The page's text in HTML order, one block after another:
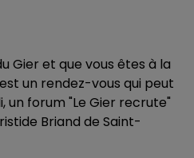
Gier et que vous êtes à la
un rendez-vous qui peut
un forum "Le Gier recrute"
Briand de Saint-